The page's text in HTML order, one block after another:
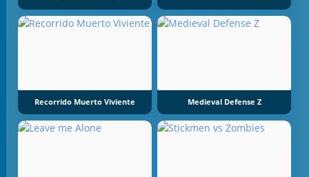
Recorrido Muerto Viviente Medieval Defense Z